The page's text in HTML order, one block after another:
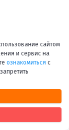
им. А. М.
ссылка на
сайтом
и сервис на
ознакомиться с